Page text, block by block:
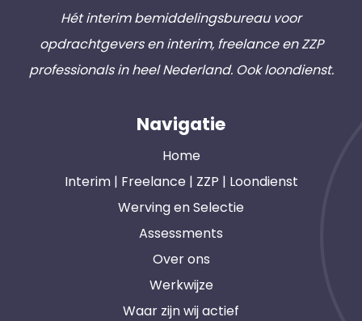
Hét interim bemiddelingsbureau voor
opdrachtgevers en interim, freelance en ZZP
professionals in heel Nederland. Ook loondienst.
Navigatie
Home
Interim | Freelance | ZZP | Loondienst
Werving en Selectie
Assessments
Over ons
Werkwijze
Waar zijn wij actief